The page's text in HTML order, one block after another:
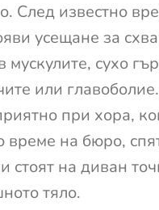
След известно
усещане за
сухо
или
при хора,
време на бюро,
стоят на диван
тяло.